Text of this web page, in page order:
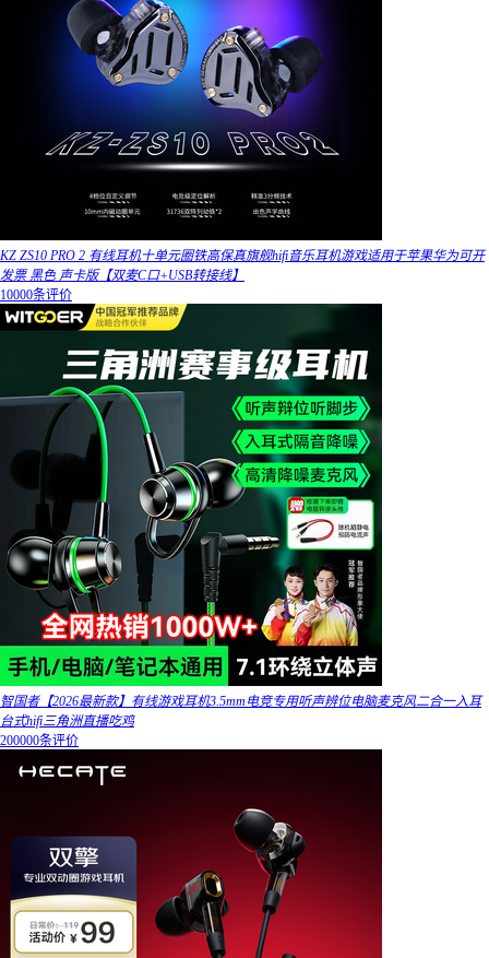
KZ ZS10 PRO 2 有线耳机十单元圈铁高保真旗舰hifi音乐耳机游戏适用于苹果华为可开
发票 黑色 声卡版【双麦C口+USB转接线】
10000条评价
智国者【2026最新款】有线游戏耳机3.5mm电竞专用听声辨位电脑麦克风二合一入耳
台式hifi三角洲直播吃鸡
200000条评价